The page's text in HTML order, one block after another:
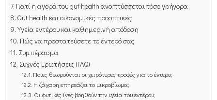
Γιατί η αγορά του gut health αναπτύσσεται τόσο γρήγορα
Gut health και οικονομικές προοπτικές
Υγεία εντέρου και καθημερινή απόδοση
Πώς να προστατεύσετε το έντερό σας
Συμπέρασμα
Συχνές Ερωτήσεις (FAQ)
Ποιες θεωρούνται οι χειρότερες τροφές για το έντερο;
Η ζάχαρη επηρεάζει το μικροβίωμα;
Οι φυτικές ίνες βοηθούν την υγεία του εντέρου;